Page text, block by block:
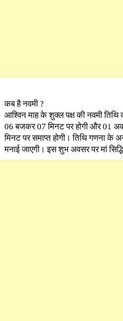
कब है नवमी ?
आश्विन माह के शुक्ल पक्ष की नवमी
06 बजकर 07 मिनट पर होगी और 01
मिनट पर समाप्त होगी। तिथि गणना के
मनाई जाएगी। इस शुभ अवसर पर मां